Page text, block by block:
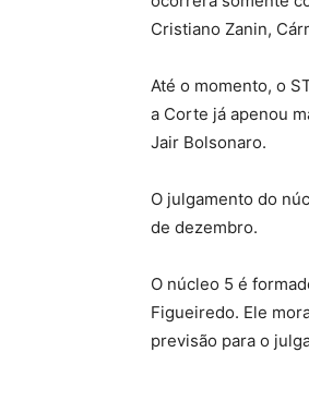
Cristiano Zanin,
Até o momento, o
a Corte já apenou
Jair Bolsonaro.
O julgamento do
de dezembro.
O núcleo 5 é
Figueiredo. Ele
previsão para o